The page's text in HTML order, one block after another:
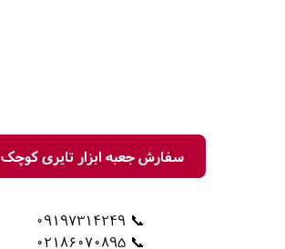
سفارش جعبه ابزار تایری کوچک
📞 09197314249
📞 02186070895